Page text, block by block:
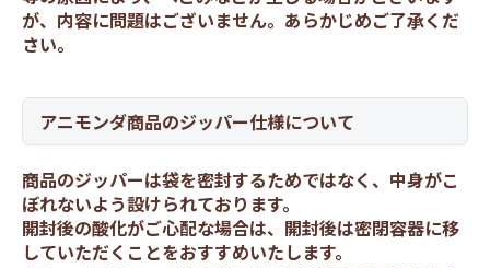
が、内容に問題はございません。あらかじめご了承くだ
さい。
アニモンダ商品のジッパー仕様について
商品のジッパーは袋を密封するためではなく、中身がこ
ぼれないよう設けられております。
開封後の酸化がご心配な場合は、開封後は密閉容器に移
していただくことをおすすめいたします。